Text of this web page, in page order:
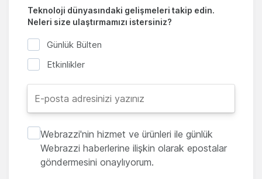
Teknoloji dünyasındaki gelişmeleri takip edin.
Neleri size ulaştırmamızı istersiniz?
Günlük Bülten
Etkinlikler
Webrazzi'nin hizmet ve ürünleri ile günlük
Webrazzi haberlerine ilişkin olarak epostalar
göndermesini onaylıyorum.